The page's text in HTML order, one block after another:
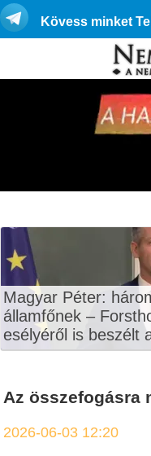
Kövess minket
Magyar Péter:
államfőnek –
esélyéről is beszélt
Az összefogásra
2026-06-03 12:20